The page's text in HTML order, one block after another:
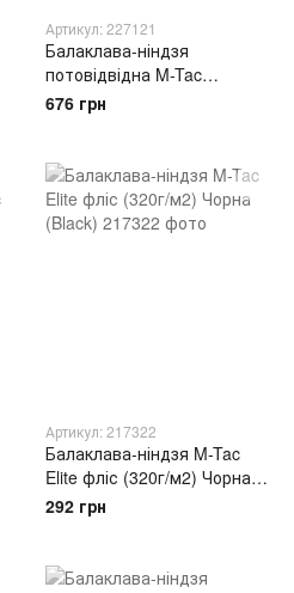
Артикул: 227121
Балаклава-ніндзя
потовідвідна M-Tac
Premium Чорна (Black) (M)
676 грн
Артикул: 217322
Балаклава-ніндзя M-Tac
Elite фліс (320г/м2) Чорна
(Black)
292 грн